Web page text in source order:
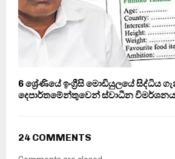
6 ශ්‍රේණියේ ඉංග්‍රීසි මොඩියුලයේ සිද්ධිය
දෙපාර්තමේන්තුවෙන් ස්වාධීන
24 COMMENTS